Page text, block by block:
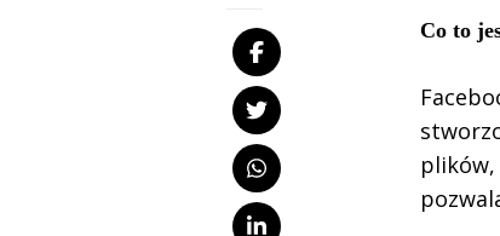
Co to
plików,